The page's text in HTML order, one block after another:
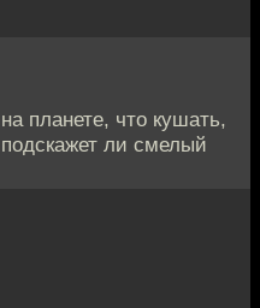
планете, что кушать,
ли смелый